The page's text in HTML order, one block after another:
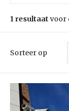
1 resultaat voor
Sorteer op